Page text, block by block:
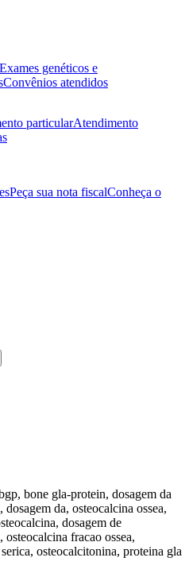
Exames genéticos e
Convênios atendidos
particularAtendimento
Peça sua nota fiscalConheça o
bone gla-protein, dosagem da
da, osteocalcina ossea,
dosagem de
fracao ossea,
osteocalcitonina, proteina gla